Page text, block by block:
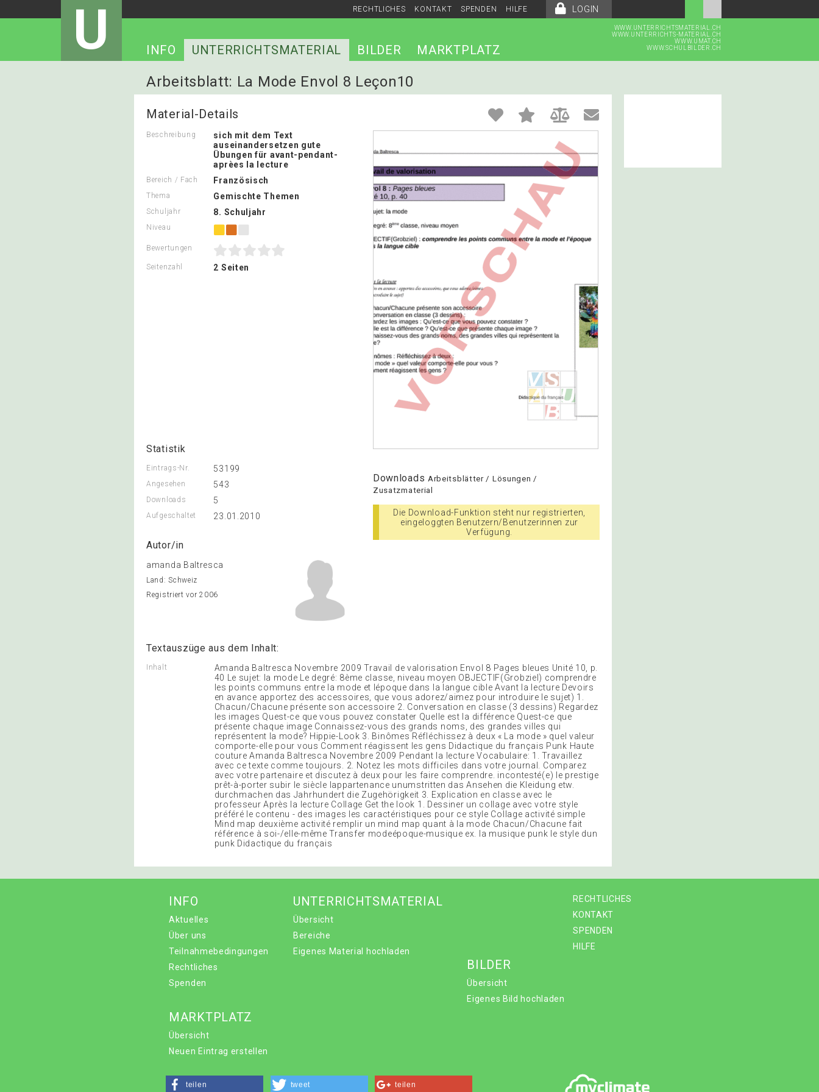
LOGIN
RECHTLICHES KONTAKT SPENDEN HILFE
U
WWW.UNTERRICHTSMATERIAL.CH
WWW.UNTERRICHTS-MATERIAL.CH
WWW.UMAT.CH
WWW.SCHULBILDER.CH
INFO UNTERRICHTSMATERIAL BILDER MARKTPLATZ
Arbeitsblatt: La Mode Envol 8 Leçon10
Material-Details
Beschreibung
sich mit dem Text
auseinandersetzen gute
Übungen für avant-pendant-
aprèes la lecture
Bereich / Fach Französisch
Thema Gemischte Themen
Schuljahr 8. Schuljahr
Niveau
Bewertungen
Seitenzahl 2 Seiten
Statistik
Eintrags-Nr. 53199
Angesehen 543
Downloads 5
Aufgeschaltet 23.01.2010
Autor/in
amanda Baltresca
Land: Schweiz
Registriert vor 2006
Downloads Arbeitsblätter / Lösungen /
Zusatzmaterial
Die Download-Funktion steht nur registrierten,
eingeloggten Benutzern/Benutzerinnen zur
Verfügung.
Textauszüge aus dem Inhalt:
Inhalt
Amanda Baltresca Novembre 2009 Travail de valorisation Envol 8 Pages bleues Unité 10, p.
40 Le sujet: la mode Le degré: 8ème classe, niveau moyen OBJECTIF(Grobziel) comprendre
les points communs entre la mode et lépoque dans la langue cible Avant la lecture Devoirs
en avance apportez des accessoires, que vous adorez/aimez pour introduire le sujet) 1.
Chacun/Chacune présente son accessoire 2. Conversation en classe (3 dessins) Regardez
les images Quest-ce que vous pouvez constater Quelle est la différence Quest-ce que
présente chaque image Connaissez-vous des grands noms, des grandes villes qui
représentent la mode? Hippie-Look 3. Binômes Réfléchissez à deux « La mode » quel valeur
comporte-elle pour vous Comment réagissent les gens Didactique du français Punk Haute
couture Amanda Baltresca Novembre 2009 Pendant la lecture Vocabulaire: 1. Travaillez
avec ce texte comme toujours. 2. Notez les mots difficiles dans votre journal. Comparez
avec votre partenaire et discutez à deux pour les faire comprendre. incontesté(e) le prestige
prêt-à-porter subir le siècle lappartenance unumstritten das Ansehen die Kleidung etw.
durchmachen das Jahrhundert die Zugehörigkeit 3. Explication en classe avec le
professeur Après la lecture Collage Get the look 1. Dessiner un collage avec votre style
préféré le contenu - des images les caractéristiques pour ce style Collage activité simple
Mind map deuxième activité remplir un mind map quant à la mode Chacun/Chacune fait
référence à soi-/elle-même Transfer modeépoque-musique ex. la musique punk le style dun
punk Didactique du français
RECHTLICHES
KONTAKT
SPENDEN
HILFE
INFO
Aktuelles
Über uns
Teilnahmebedingungen
Rechtliches
Spenden
UNTERRICHTSMATERIAL
Übersicht
Bereiche
Eigenes Material hochladen
BILDER
Übersicht
Eigenes Bild hochladen
MARKTPLATZ
Übersicht
Neuen Eintrag erstellen
teilen tweet teilen